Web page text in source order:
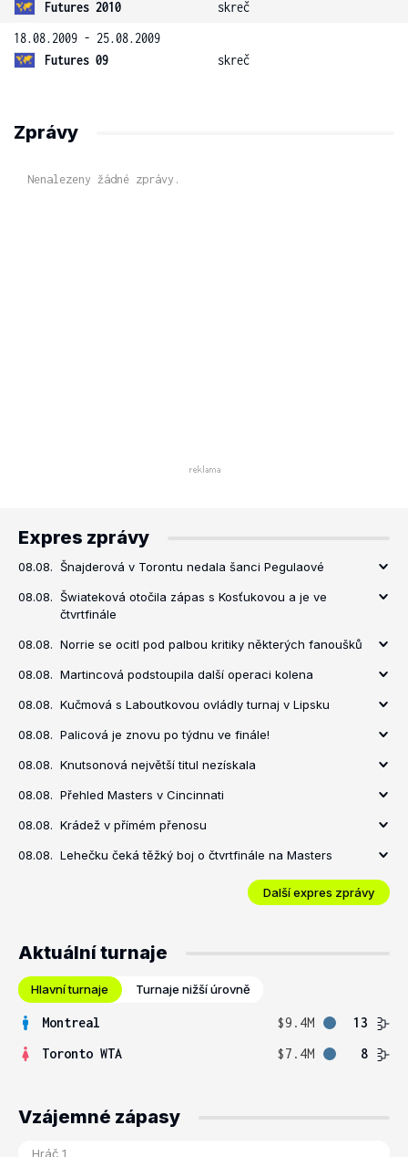
Futures 2010
skreč
18.08.2009 - 25.08.2009
Futures 09
skreč
Zprávy
Nenalezeny žádné zprávy.
Expres zprávy
08.08. Šnajderová v Torontu nedala šanci Pegulaové
08.08. Šwiateková otočila zápas s Kosťukovou a je ve
čtvrtfinále
08.08. Norrie se ocitl pod palbou kritiky některých fanoušků
08.08. Martincová podstoupila další operaci kolena
08.08. Kučmová s Laboutkovou ovládly turnaj v Lipsku
08.08. Palicová je znovu po týdnu ve finále!
08.08. Knutsonová největší titul nezískala
08.08. Přehled Masters v Cincinnati
08.08. Krádež v přímém přenosu
08.08. Lehečku čeká těžký boj o čtvrtfinále na Masters
Další expres zprávy
Aktuální turnaje
Hlavní turnaje Turnaje nižší úrovně
Montreal $9.4M
13
Toronto WTA
$7.4M 8
Vzájemné zápasy